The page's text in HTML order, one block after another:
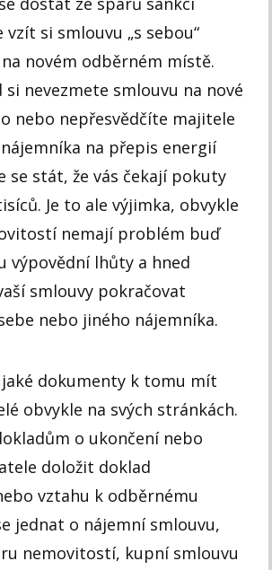
vzít si smlouvu „s sebou“
novém odběrném místě.
si nevezmete smlouvu na nové
nebo nepřesvědčíte majitele
na přepis energií
se stát, že vás čekají pokuty
Je to ale výjimka, obvykle
nemají problém buď
výpovědní lhůty a hned
smlouvy pokračovat
nebo jiného nájemníka.
jaké dokumenty k tomu mít
obvykle na svých stránkách.
o ukončení nebo
doložit doklad
vztahu k odběrnému
jednat o nájemní smlouvu,
nemovitostí, kupní smlouvu